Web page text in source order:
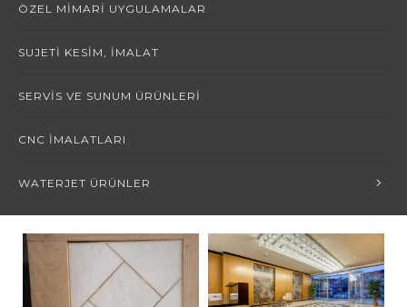
ÖZEL MIMARI UYGULAMALAR
SUJETI KESIM, İMALAT
SERVIS VE SUNUM ÜRÜNLERI
CNC İMALATLARI
WATERJET ÜRÜNLER